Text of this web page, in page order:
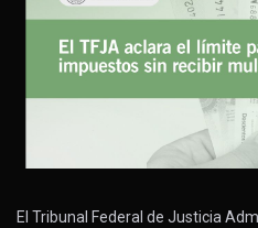
El Tribunal Federal de Justicia